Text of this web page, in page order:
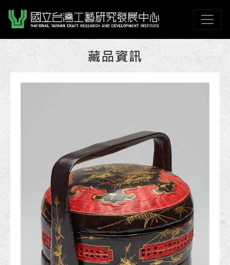
國立臺灣工藝研究發
網頁導覽